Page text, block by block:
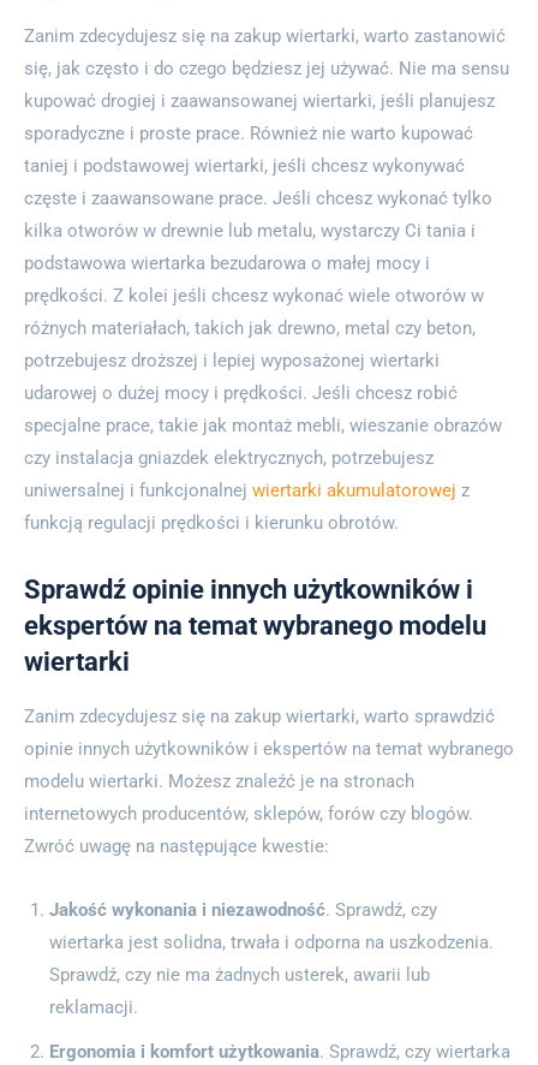
Zanim zdecydujesz się na zakup wiertarki, warto zastanowić
się, jak często i do czego będziesz jej używać. Nie ma sensu
kupować drogiej i zaawansowanej wiertarki, jeśli planujesz
sporadyczne i proste prace. Również nie warto kupować
taniej i podstawowej wiertarki, jeśli chcesz wykonywać
częste i zaawansowane prace. Jeśli chcesz wykonać tylko
kilka otworów w drewnie lub metalu, wystarczy Ci tania i
podstawowa wiertarka bezudarowa o małej mocy i
prędkości. Z kolei jeśli chcesz wykonać wiele otworów w
różnych materiałach, takich jak drewno, metal czy beton,
potrzebujesz droższej i lepiej wyposażonej wiertarki
udarowej o dużej mocy i prędkości. Jeśli chcesz robić
specjalne prace, takie jak montaż mebli, wieszanie obrazów
czy instalacja gniazdek elektrycznych, potrzebujesz
uniwersalnej i funkcjonalnej wiertarki akumulatorowej z
funkcją regulacji prędkości i kierunku obrotów.
Sprawdź opinie innych użytkowników i
ekspertów na temat wybranego modelu
wiertarki
Zanim zdecydujesz się na zakup wiertarki, warto sprawdzić
opinie innych użytkowników i ekspertów na temat wybranego
modelu wiertarki. Możesz znaleźć je na stronach
internetowych producentów, sklepów, forów czy blogów.
Zwróć uwagę na następujące kwestie:
Jakość wykonania i niezawodność. Sprawdź, czy
wiertarka jest solidna, trwała i odporna na uszkodzenia.
Sprawdź, czy nie ma żadnych usterek, awarii lub
reklamacji.
Ergonomia i komfort użytkowania. Sprawdź, czy wiertarka